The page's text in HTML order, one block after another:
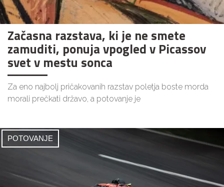
Začasna razstava, ki je ne smete
zamuditi, ponuja vpogled v Picassov
svet v mestu sonca
Za eno najbolj pričakovanih razstav poletja boste morda
morali prečkati državo, a potovanje je
POTOVANJE